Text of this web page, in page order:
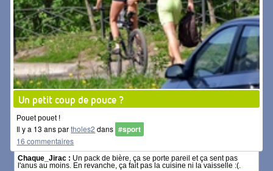
Un petit coup de pouce ?
Pouet pouet !
Il y a 13 ans partholes2 dans #sport
16 commentaires
Chaque_Jirac : Un pack de bière, ça se porte pareil et ça sent pas
l'anus au moins. En revanche, ça fait pas la cuisine ni la vaisselle :(.